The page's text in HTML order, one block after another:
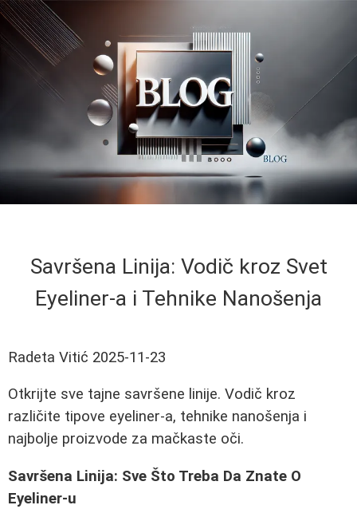
Savršena Linija: Vodič kroz Svet
Eyeliner-a i Tehnike Nanošenja
Radeta Vitić 2025-11-23
Otkrijte sve tajne savršene linije. Vodič kroz
različite tipove eyeliner-a, tehnike nanošenja i
najbolje proizvode za mačkaste oči.
Savršena Linija: Sve Što Treba Da Znate O
Eyeliner-u